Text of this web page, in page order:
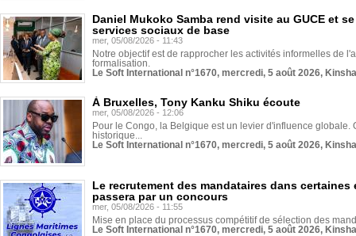
Daniel Mukoko Samba rend visite au GUCE et
services sociaux de base
mer, 05/08/2026 - 11:43
Notre objectif est de rapprocher les activités informelles de
formalisation.
Le Soft International n°1670, mercredi, 5 août 2026,
À Bruxelles, Tony Kanku Shiku écoute
mer, 05/08/2026 - 12:06
Pour le Congo, la Belgique est un levier d'influence globale.
historique...
Le Soft International n°1670, mercredi, 5 août 2026,
Le recrutement des mandataires dans
passera par un concours
mer, 05/08/2026 - 11:55
Mise en place du processus compétitif de sélection des
Le Soft International n°1670, mercredi, 5 août 2026,